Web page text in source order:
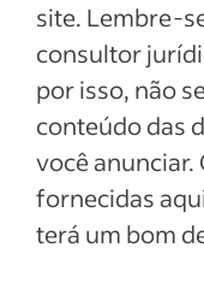
site. Lembre-
consultor
por isso, não
conteúdo das
você anunciar.
fornecidas
terá um bom